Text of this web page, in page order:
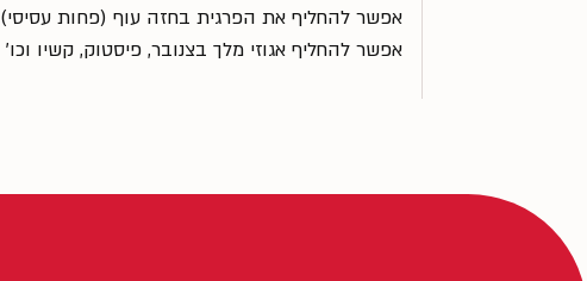
אפשר להחליף את הפרגית בחזה עוף (פחות עסיסי)
אפשר להחליף אגוזי מלך בצנובר, פיסטוק, קשיו וכו'